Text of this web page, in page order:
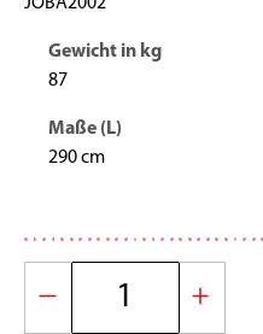
Gewicht in kg
87
Maße (L)
290 cm